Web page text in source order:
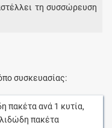
τη συσσώρευση
συσκευασίας:
πακέταανά 1 κυτία,
πακέτα